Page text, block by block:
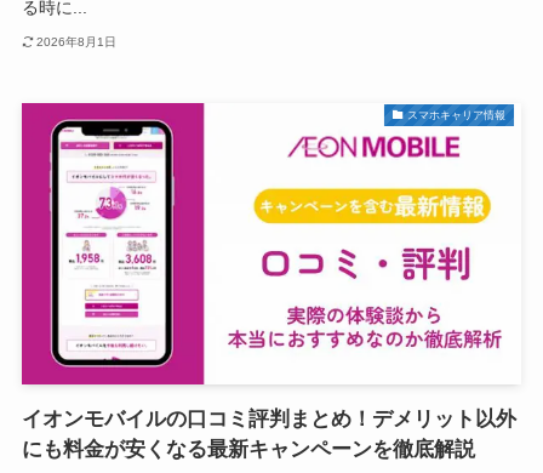
る時に...
2026年8月1日
スマホキャリア情報
イオンモバイルの口コミ評判まとめ！デメリット以外
にも料金が安くなる最新キャンペーンを徹底解説